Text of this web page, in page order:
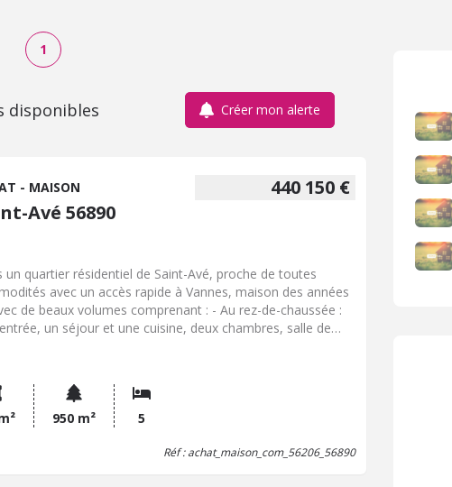
1
disponibles Créer mon alerte
440 150 €
- MAISON
Avé 56890
un quartier résidentiel de Saint-Avé, proche de toutes
avec un accès rapide à Vannes, maison des années
de beaux volumes comprenant : - Au rez-de-chaussée :
un séjour et une cuisine, deux chambres, salle de
Chauffage au gaz de ville Jardin de 950 m² Prix
inclus: 440 150 EUR TTC (425 000 EUR + 15 150 EUR
Pour toutes informations contacter l'Office Notarial
950 m² 5
Réf : achat_maison_com_56206_56890